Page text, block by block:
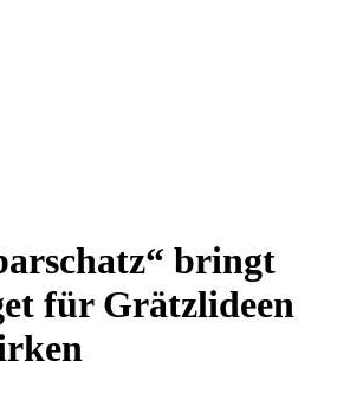
bringt
für Grätzlideen